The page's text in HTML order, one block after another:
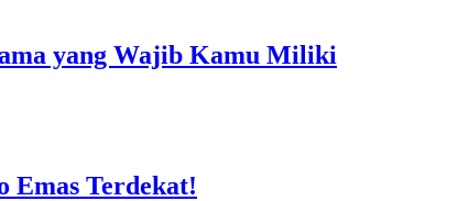
yang Wajib Kamu Miliki
Emas Terdekat!